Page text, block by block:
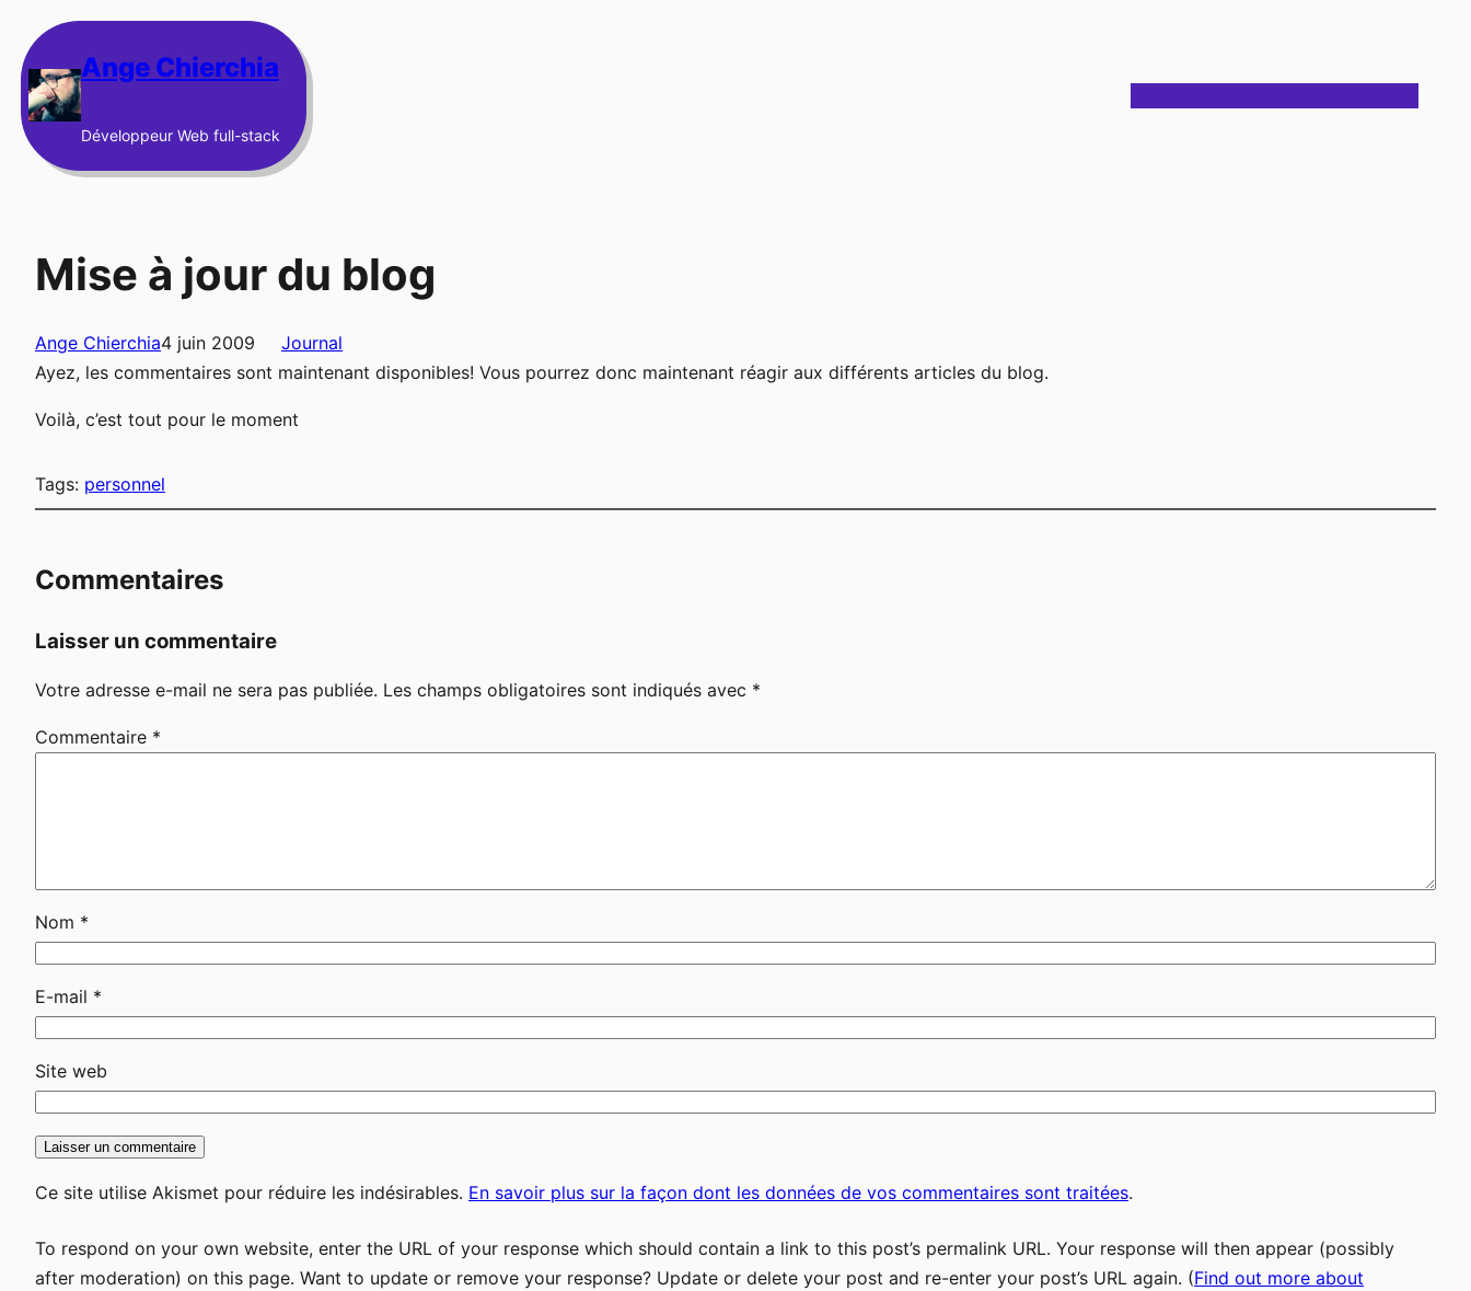
au
contenu Ange Chierchia
Développeur Web full-stack
Mise à jour du blog
Ange Chierchia4 juin 2009
Journal
Ayez, les commentaires sont maintenant disponibles! Vous pourrez donc maintenant réagir aux différents articles du blog.
Voilà, c’est tout pour le moment
Tags: personnel
Commentaires
Laisser un commentaire
Votre adresse e-mail ne sera pas publiée. Les champs obligatoires sont indiqués avec *
Commentaire *
Nom *
E-mail *
Site web
Ce site utilise Akismet pour réduire les indésirables. En savoir plus sur la façon dont les données de vos commentaires sont traitées.
To respond on your own website, enter the URL of your response which should contain a link to this post’s permalink URL. Your response will then appear (possibly
after moderation) on this page. Want to update or remove your response? Update or delete your post and re-enter your post’s URL again. (Find out more about